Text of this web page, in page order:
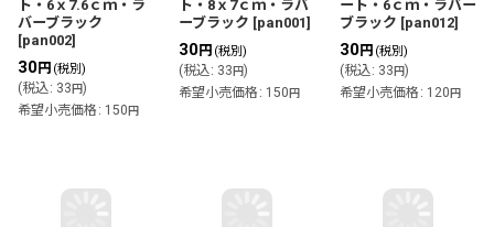
ト・6ｘ7.6ｃｍ・ラ
バーブラック
[pan002]
30円 (税別)
(税込: 33 円)
希望小売価格 : 150 円
ト・8ｘ7ｃｍ・ラバ
ーブラック [pan001]
30円 (税別)
(税込: 33 円)
希望小売価格 : 150 円
ート・6ｃｍ・ラバー
ブラック [pan012]
30円 (税別)
(税込: 33 円)
希望小売価格 : 120 円